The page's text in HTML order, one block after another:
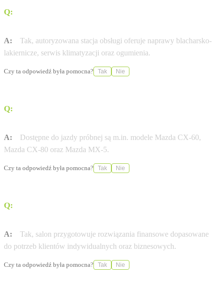
Q:
A:
Tak, autoryzowana stacja obsługi oferuje naprawy blacharsko-
lakiernicze, serwis klimatyzacji oraz ogumienia.
Czy ta odpowiedź była pomocna? Tak Nie
Q:
A:
Dostępne do jazdy próbnej są m.in. modele Mazda CX-60,
Mazda CX-80 oraz Mazda MX-5.
Czy ta odpowiedź była pomocna? Tak Nie
Q:
A:
Tak, salon przygotowuje rozwiązania finansowe dopasowane
do potrzeb klientów indywidualnych oraz biznesowych.
Czy ta odpowiedź była pomocna? Tak Nie